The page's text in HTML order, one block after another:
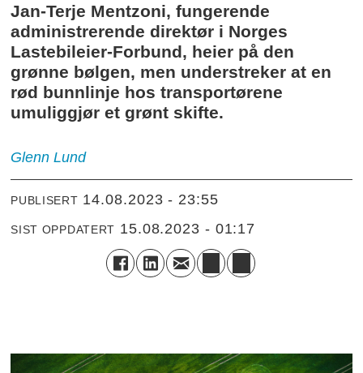
Jan-Terje Mentzoni, fungerende
administrerende direktør i Norges
Lastebileier-Forbund, heier på den
grønne bølgen, men understreker at en
rød bunnlinje hos transportørene
umuliggjør et grønt skifte.
Glenn Lund
PUBLISERT 14.08.2023 - 23:55
SIST OPPDATERT 15.08.2023 - 01:17